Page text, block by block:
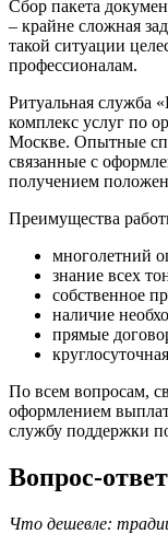
Сбор пакета
– крайне сложная
такой ситуации
профессионалам.
Ритуальная служба
комплекс услуг по
Москве. Опытные
связанные с
получением
Преимущества
многолетний
знание всех
собственное
наличие
прямые
По всем вопросам,
оформлением
службу поддержки
Вопрос-ответ
Что дешевле: